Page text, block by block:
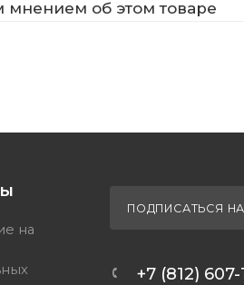
мнением об этом товаре
на
ПОДПИСАТЬСЯ
+7 (812) 607-